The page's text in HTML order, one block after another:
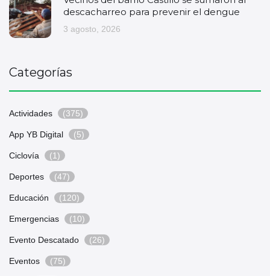
descacharreo para prevenir el dengue
3 agosto, 2026
Categorías
Actividades (375)
App YB Digital (5)
Ciclovía (1)
Deportes (47)
Educación (120)
Emergencias (10)
Evento Descatado (26)
Eventos (75)